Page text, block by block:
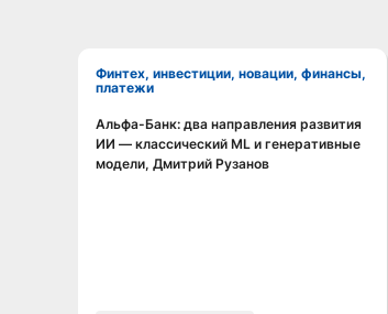
Финтех, инвестиции, новации, финансы,
платежи